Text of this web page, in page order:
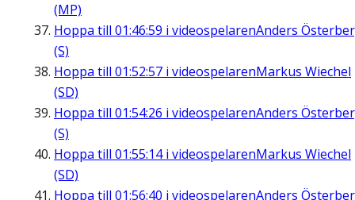
(MP)
Hoppa till 01:46:59 i videospelarenAnders
(S)
Hoppa till 01:52:57 i videospelarenMarkus Wiechel
(SD)
Hoppa till 01:54:26 i videospelarenAnders
(S)
Hoppa till 01:55:14i videospelarenMarkus Wiechel
(SD)
Hoppa till 01:56:40 i videospelarenAnders